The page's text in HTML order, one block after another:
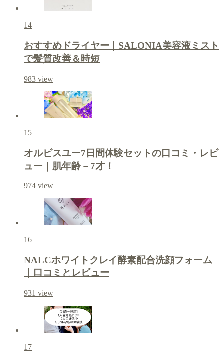
14
おすすめドライヤー｜SALONIA美容液ミスト
で髪質改善＆時短
983 view
15
オルビスユー7日間体験セットの口コミ・レビ
ュー｜肌年齢－7才！
974 view
16
NALCホワイトクレイ酵素配合洗顔フォーム
｜口コミとレビュー
931 view
17